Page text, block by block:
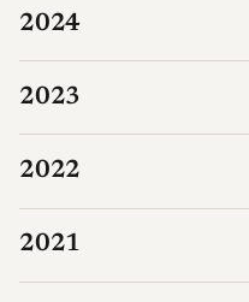
2024
2023
2022
2021